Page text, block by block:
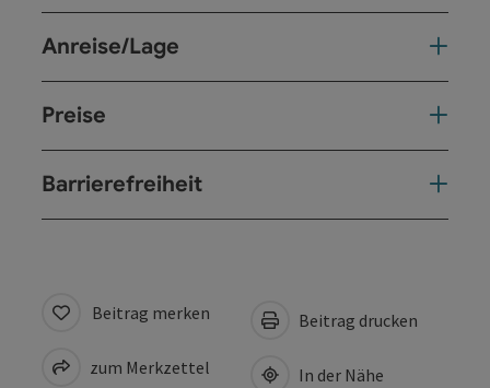
Anreise/Lage
Preise
Barrierefreiheit
Beitrag merken
zum Merkzettel
Beitrag drucken
In der Nähe